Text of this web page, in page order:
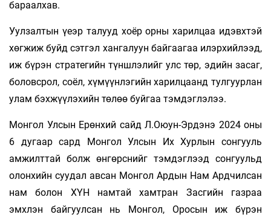
бараалхав.
Уулзалтын үеэр талууд хоёр орны харилцаа идэвхтэй
хөгжиж буйд сэтгэл хангалуун байгаагаа илэрхийлээд,
иж бүрэн стратегийн түншлэлийг улс төр, эдийн засаг,
боловсрол, соёл, хүмүүнлэгийн харилцаанд тулгуурлан
улам бэхжүүлэхийн төлөө буйгаа тэмдэглэлээ.
Монгол Улсын Ерөнхий сайд Л.Оюун-Эрдэнэ 2024 оны
6 дугаар сард Монгол Улсын Их Хурлын сонгууль
амжилттай болж өнгөрснийг тэмдэглээд сонгуульд
олонхийн суудал авсан Монгол Ардын Нам Ардчилсан
нам болон ХҮН намтай хамтран Засгийн газраа
эмхлэн байгуулсан нь Монгол, Оросын иж бүрэн